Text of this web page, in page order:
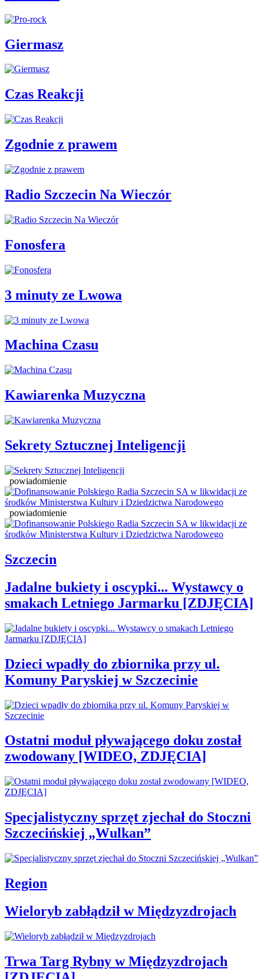
Giermasz
Czas Reakcji
Zgodnie z prawem
Radio Szczecin Na Wieczór
Fonosfera
3 minuty ze Lwowa
Machina Czasu
Kawiarenka Muzyczna
Sekrety Sztucznej Inteligencji
powiadomienie
powiadomienie
Szczecin
Jadalne bukiety i oscypki... Wystawcy o
smakach Letniego Jarmarku [ZDJĘCIA]
Dzieci wpadły do zbiornika przy ul.
Komuny Paryskiej w Szczecinie
Ostatni moduł pływającego doku został
zwodowany [WIDEO, ZDJĘCIA]
Specjalistyczny sprzęt zjechał do Stoczni
Szczecińskiej „Wulkan”
Region
Wieloryb zabłądził w Międzyzdrojach
Trwa Targ Rybny w Międzyzdrojach